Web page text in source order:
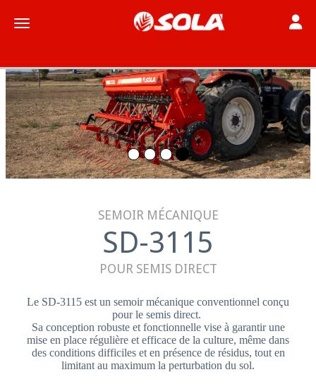
Toggle navigation
SEMOIR MÉCANIQUE
SD-3115
POUR SEMIS DIRECT
Le SD-3115 est un semoir mécanique conventionnel conçu
pour le semis direct.
Sa conception robuste et fonctionnelle vise à garantir une
mise en place régulière et efficace de la culture, même dans
des conditions difficiles et en présence de résidus, tout en
limitant au maximum la perturbation du sol.